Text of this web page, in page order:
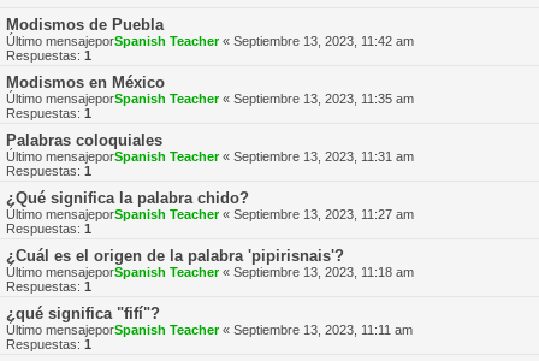
Modismos de Puebla
Último mensajeporSpanish Teacher« Septiembre 13, 2023, 11:42 am
Respuestas: 1
Modismos en México
Último mensajeporSpanish Teacher« Septiembre 13, 2023, 11:35 am
Respuestas: 1
Palabras coloquiales
Último mensajeporSpanish Teacher« Septiembre 13, 2023, 11:31 am
Respuestas: 1
¿Qué significa la palabra chido?
Último mensajeporSpanish Teacher« Septiembre 13, 2023, 11:27 am
Respuestas: 1
¿Cuál es el origen de la palabra 'pipirisnais'?
Último mensajeporSpanish Teacher« Septiembre 13, 2023, 11:18 am
Respuestas: 1
¿qué significa "fifí"?
Último mensajeporSpanish Teacher« Septiembre 13, 2023, 11:11 am
Respuestas: 1